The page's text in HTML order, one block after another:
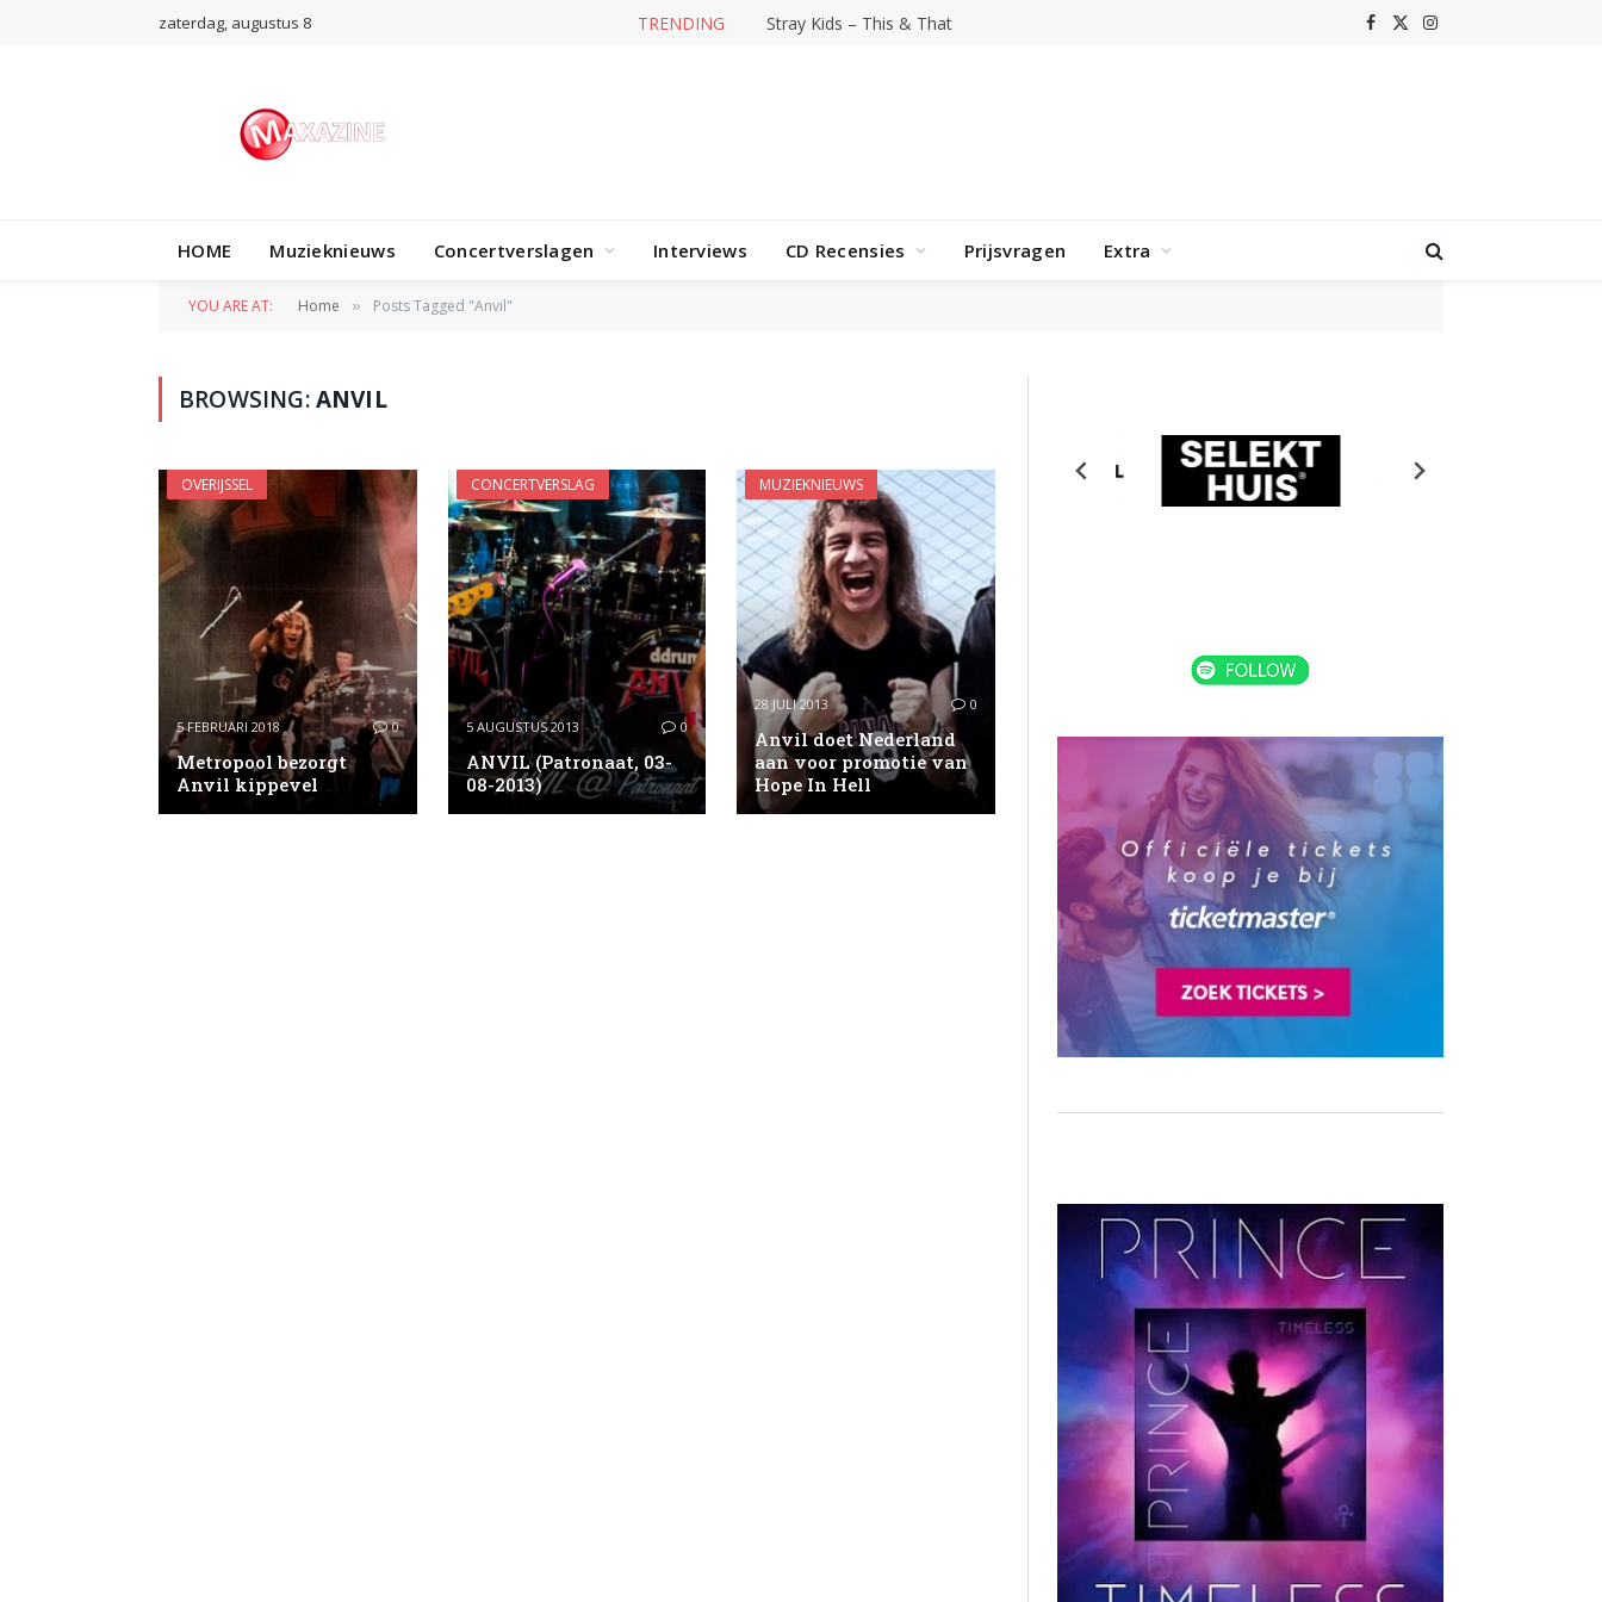
zaterdag, augustus 8 TRENDING Stray Kids – This & That Facebook
X
Instagram
HOME Muzieknieuws Concertverslagen Interviews CD Recensies Prijsvragen Extra
YOU ARE AT: Home » Posts Tagged "Anvil"
BROWSING:ANVIL
OVERIJSSEL
5 FEBRUARI 2018 0
Metropool bezorgt
Anvil kippevel
CONCERTVERSLAG
5 AUGUSTUS 2013 0
ANVIL (Patronaat, 03-
08-2013)
MUZIEKNIEUWS
28 JULI 2013 0
Anvil doet Nederland
aan voor promotie van
Hope In Hell